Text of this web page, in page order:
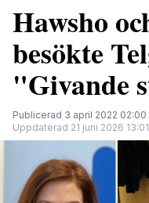
Hawsho
besökte
"Givande
Publicerad 3 april 2022 02:00
Uppdaterad 21 juni 2026 13:01